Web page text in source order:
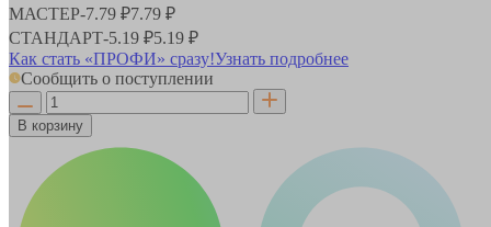
МАСТЕР-7.79 ₽7.79 ₽
СТАНДАРТ-5.19 ₽5.19 ₽
Как стать «ПРОФИ» сразу!Узнать подробнее
Сообщить о поступлении
В корзину